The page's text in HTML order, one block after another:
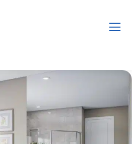
herramientas